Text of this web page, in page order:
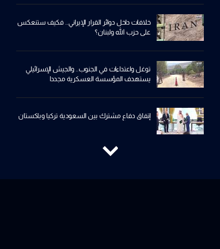
خلافات داخل دوائر القرار الإيراني.. فكيف ستنعكس
على حزب الله ولبنان؟
توغل واعتداءات في الجنوب.. والجيش الإسرائيلي
يستهدف المؤسسة العسكرية مجددا
إتفاق دفاع مشترك بين السعودية تركيا وباكستان